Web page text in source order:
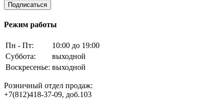
Подписаться
Режим работы
Пн - Пт:
10:00 до 19:00
Суббота:
выходной
Воскресенье: выходной
Розничный отдел продаж:
+7(812)418-37-09, доб.103